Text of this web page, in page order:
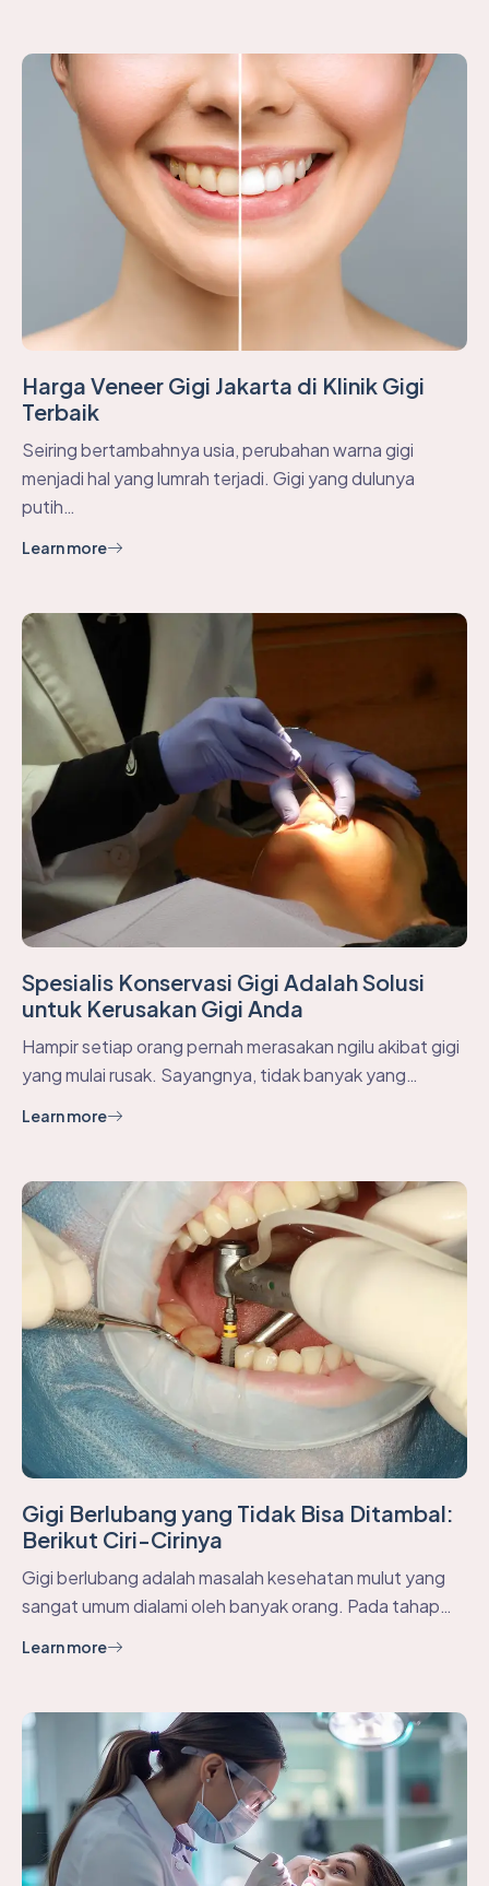
Harga Veneer Gigi Jakarta di Klinik Gigi
Terbaik
Seiring bertambahnya usia, perubahan warna gigi
menjadi hal yang lumrah terjadi. Gigi yang dulunya
putih…
Learn more
Spesialis Konservasi Gigi Adalah Solusi
untuk Kerusakan Gigi Anda
Hampir setiap orang pernah merasakan ngilu akibat gigi
yang mulai rusak. Sayangnya, tidak banyak yang…
Learn more
Gigi Berlubang yang Tidak Bisa Ditambal:
Berikut Ciri-Cirinya
Gigi berlubang adalah masalah kesehatan mulut yang
sangat umum dialami oleh banyak orang. Pada tahap…
Learn more